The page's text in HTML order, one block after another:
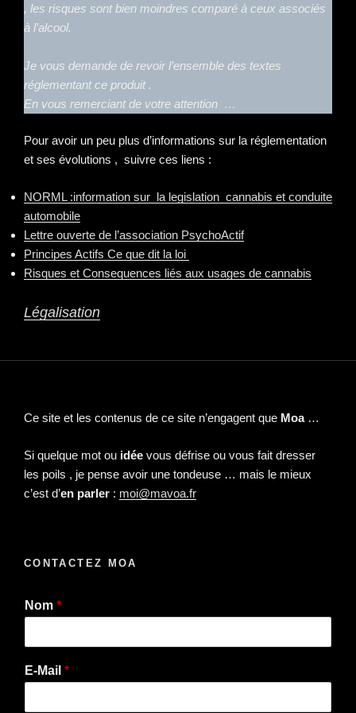
, les risques sont bien moindres comparé à ceux associés
à l’alcool.
Je vous demande de revoir l’ensemble des textes
réglementant ce produit .
En vous remerciant de votre attention …
Pour avoir un peu plus d’informations sur la réglementation
et ses évolutions , suivre ces liens :
NORML :information sur la legislation cannabis et conduite
automobile
Lettre ouverte de l’association PsychoActif
Principes Actifs Ce que dit la loi
Risques et Consequences liés aux usages de cannabis
Légalisation
Ce site et les contenus de ce site n’engagent que Moa…
Si quelque mot ou idée vous défrise ou vous fait dresser
les poils , je pense avoir une tondeuse … mais le mieux
c’est d’en parler : moi@mavoa.fr
CONTACTEZ MOA
Nom *
E-Mail *